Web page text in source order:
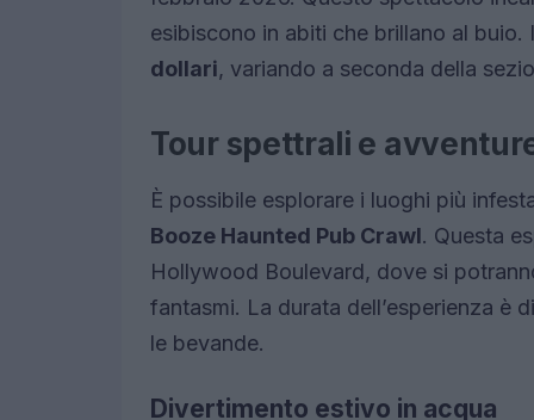
esibiscono in abiti che brillano al
dollari, variando a seconda della
Tour spettrali e
È possibile esplorare i luoghi più
Booze Haunted Pub Crawl. Questa
Hollywood Boulevard, dove si
fantasmi. La durata dell’esperienza è
le bevande.
Divertimento estivo in acqua